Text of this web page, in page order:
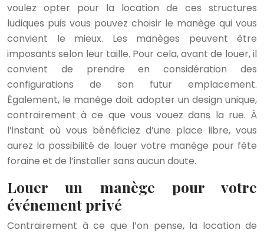
voulez opter pour la location de ces structures
ludiques puis vous pouvez choisir le manège qui vous
convient le mieux. Les manèges peuvent être
imposants selon leur taille. Pour cela, avant de louer, il
convient de prendre en considération des
configurations de son futur emplacement.
Également, le manège doit adopter un design unique,
contrairement à ce que vous vouez dans la rue. À
l’instant où vous bénéficiez d’une place libre, vous
aurez la possibilité de louer votre manège pour fête
foraine et de l’installer sans aucun doute.
Louer un manège pour votre
événement privé
Contrairement à ce que l’on pense, la location de